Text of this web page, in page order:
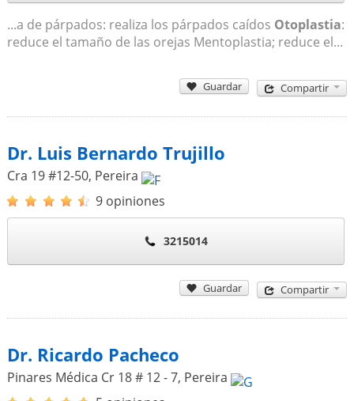
...a de párpados: realiza los párpados caídos Otoplastia:
reduce el tamaño de las orejas Mentoplastia; reduce el...
Guardar Compartir
Dr. Luis Bernardo Trujillo
Cra 19 #12-50, Pereira
9 opiniones
3215014
Guardar Compartir
Dr. Ricardo Pacheco
Pinares Médica Cr 18 # 12 - 7, Pereira